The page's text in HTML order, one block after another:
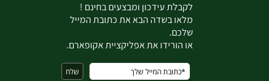
לקבלת עידכון ומבצעים בחינם !
מלאו בשדה הבא את כתובת המייל
שלכם.
או הורידו את אפליקציית אקופארם.